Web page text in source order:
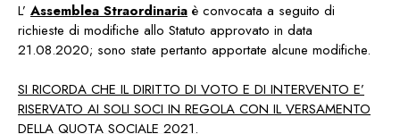
L’ Assemblea Straordinaria è convocata a seguito di
richieste di modifiche allo Statuto approvato in data
21.08.2020; sono state pertanto apportate alcune modifiche.
SI RICORDA CHE IL DIRITTO DI VOTO E DI INTERVENTO E’
RISERVATO AI SOLI SOCI IN REGOLA CON IL VERSAMENTO
DELLA QUOTA SOCIALE 2021.